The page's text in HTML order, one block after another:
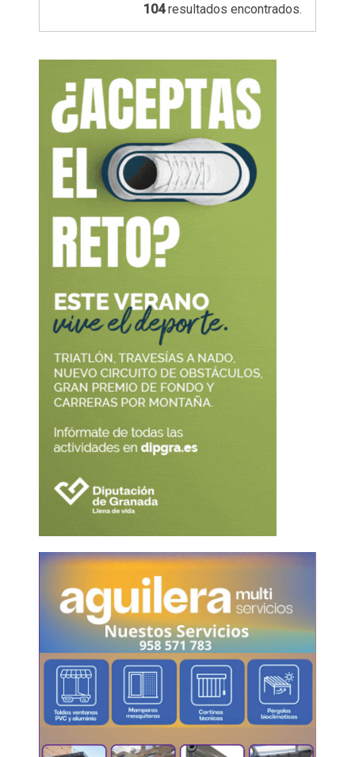
104resultados encontrados.